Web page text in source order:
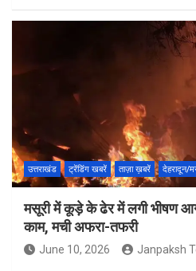
उत्तराखंड ट्रेंडिंग खबरें ताज़ा ख़बरें देहरादून/
मसूरी में कूड़े के ढेर में लगी भीषण
काम, मची अफरा-तफरी
June 10, 2026 Janpaksh